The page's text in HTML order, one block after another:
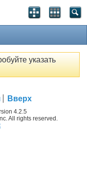
указать
Вверх
4.2.5
All rights reserved.